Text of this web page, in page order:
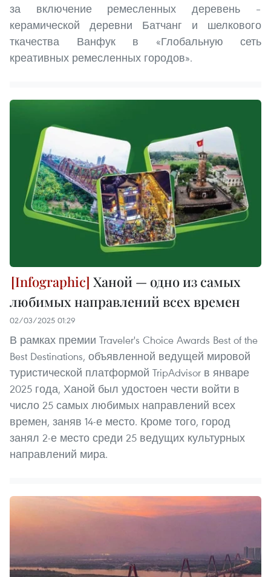
за включение ремесленных деревень –
керамической деревни Батчанг и шелкового
ткачества Ванфук в «Глобальную сеть
креативных ремесленных городов».
Ханой — одно из самых
любимых направлений всех времен
02/03/2025 01:29
В рамках премии Traveler's Choice Awards Best of the
Best Destinations, объявленной ведущей мировой
туристической платформой TripAdvisor в январе
2025 года, Ханой был удостоен чести войти в
число 25 самых любимых направлений всех
времен, заняв 14-е место. Кроме того, город
занял 2-е место среди 25 ведущих культурных
направлений мира.